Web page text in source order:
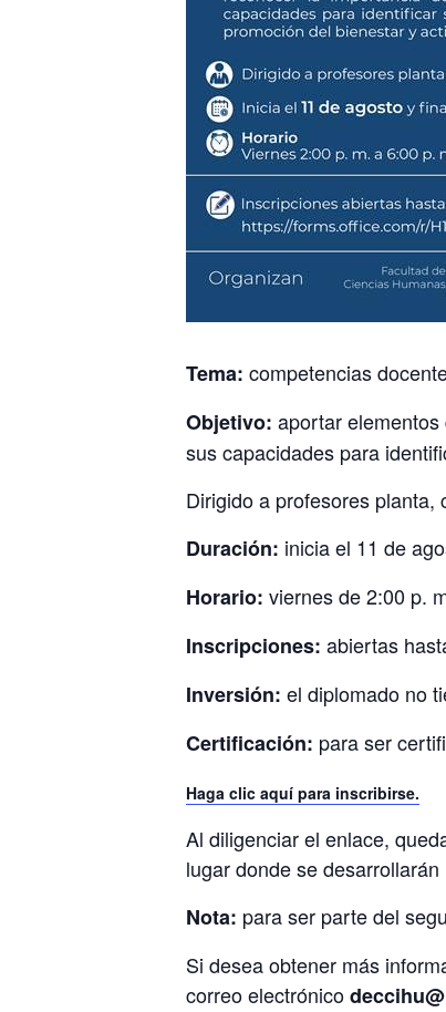
Tema: competencias
Objetivo: aportar
sus capacidades para
Dirigido a profesores planta,
Duración: inicia el 11 de
Horario: viernes de 2:00 p.
Inscripciones: abiertas
Inversión: el diplomado no
Certificación: para ser
Haga clic aquí para inscribirse.
Al diligenciar el enlace,
lugar donde se desarrollarán
Nota: para ser parte del
Si desea obtener más
correo electrónico